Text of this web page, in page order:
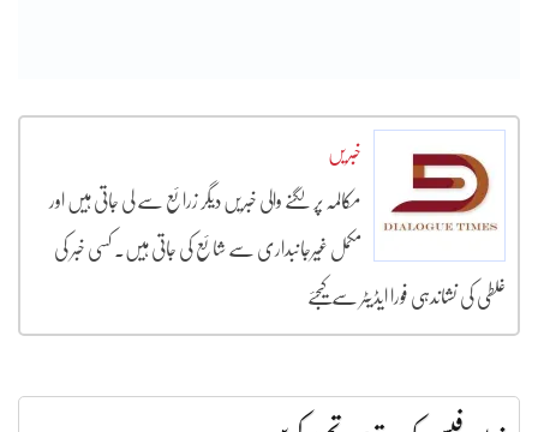
خبریں
مکالمہ پر لگنے والی خبریں دیگر زرائع سے لی جاتی ہیں اور
مکمل غیرجانبداری سے شائع کی جاتی ہیں۔ کسی خبر کی
غلطی کی نشاندہی فورا ایڈیٹر سے کیجئے